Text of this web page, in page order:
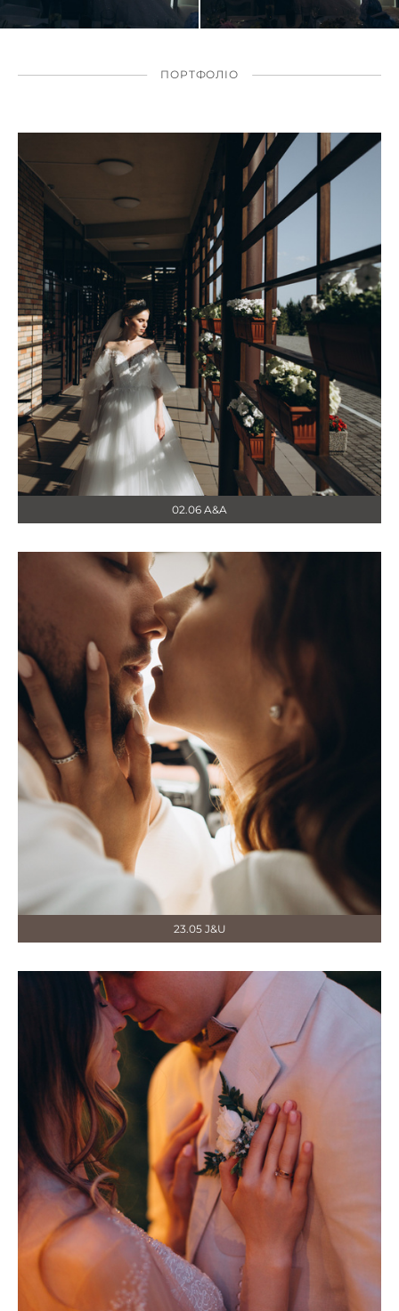
ПОРТФОЛІО
02.06 A&A
23.05 J&U